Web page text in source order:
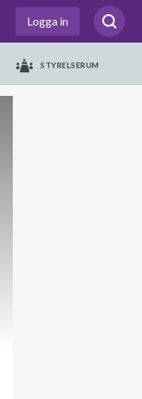
Logga in
STYRELSERUM